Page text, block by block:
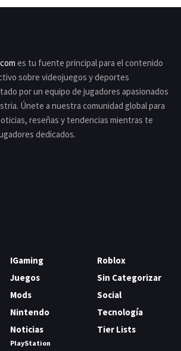
es tu fuente principal para el contenido
sobre videojuegos y deportes
por un equipo de jugadores apasionados
Únete a nuestra comunidad global para
reseñas y tendencias mientras te
dedicados.
IGaming
Juegos
Mods
Nintendo
Noticias
PlayStation
Roblox
Sin Categorizar
Social
Tecnología
Tier Lists